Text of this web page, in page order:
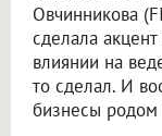
Овчинникова
сделала
влиянии на
то сделал. И
бизнесы родом